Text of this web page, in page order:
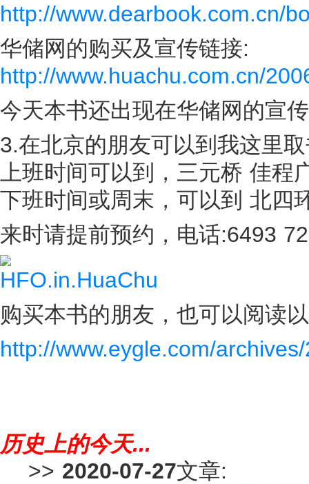
http://www.dearbook.com.cn/
华储网的购买及宣传链接:
http://www.huachu.com.cn/
今天本书还出现在华储网的宣
3.在北京的朋友可以到我这里
上班时间可以到，三元桥 佳程
下班时间或周末，可以到 北四
来时请提前预约，电话:6493
购买本书的朋友，也可以阅读
http://www.eygle.com/
历史上的今天...
>> 2020-07-27文章: